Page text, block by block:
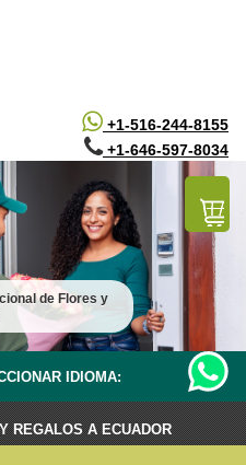
+1-516-244-8155
+1-646-597-8034
de Flores y
IDIOMA:
REGALOS A ECUADOR